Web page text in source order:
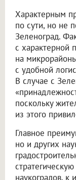
Характерным
по сути, но не
Зеленоград.
с характерной
на
с удобной
В случае с
поскольку
из этого
Главное
но и других
наукоградов, к